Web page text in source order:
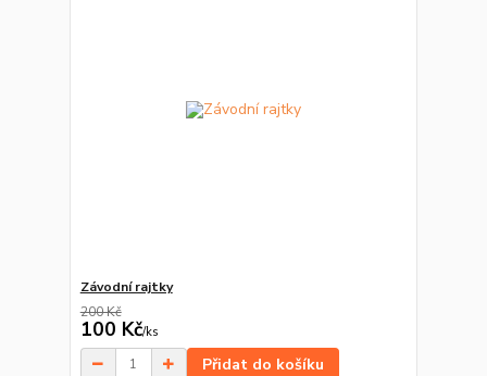
Závodní rajtky
200 Kč
100 Kč/ks
Přidat do košíku